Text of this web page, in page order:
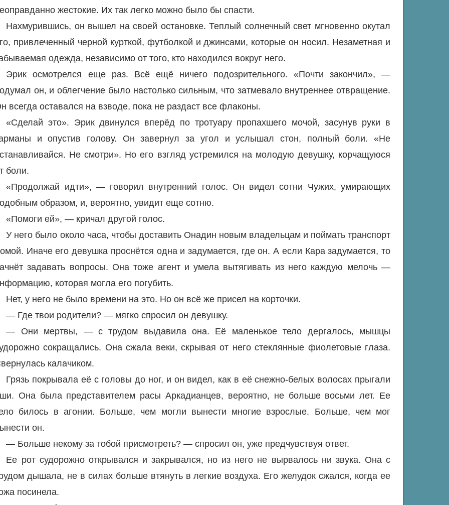
жестокие. Их так легко можно было бы спасти.
Нахмурившись, он вышел на своей остановке. Теплый солнечный свет мгновенно окутал
привлеченный черной курткой, футболкой и джинсами, которые он носил. Незаметная и
одежда, независимо от того, кто находился вокруг него.
Эрик осмотрелся еще раз. Всё ещё ничего подозрительного. «Почти закончил», —
он, и облегчение было настолько сильным, что затмевало внутреннее отвращение.
всегда оставался на взводе, пока не раздаст все флаконы.
«Сделай это». Эрик двинулся вперёд по тротуару пропахшего мочой, засунув руки в
и опустив голову. Он завернул за угол и услышал стон, полный боли. «Не
Не смотри». Но его взгляд устремился на молодую девушку, корчащуюся
боли.
«Продолжай идти», — говорил внутренний голос. Он видел сотни Чужих, умирающих
образом, и, вероятно, увидит еще сотню.
«Помоги ей», — кричал другой голос.
У него было около часа, чтобы доставить Онaдин новым владельцам и поймать транспорт
Иначе его девушка проснётся одна и задумается, где он. А если Кара задумается, то
задавать вопросы. Она тоже агент и умела вытягивать из него каждую мелочь —
которая могла его погубить.
Нет, у него не было времени на это. Но он всё же присел на корточки.
— Где твои родители? — мягко спросил он девушку.
— Они мертвы, — с трудом выдавила она. Её маленькое тело дергалось, мышцы
сокращались. Она сжала веки, скрывая от него стеклянные фиолетовые глаза.
калачиком.
Грязь покрывала её с головы до ног, и он видел, как в её снежно-белых волосах прыгали
Она была представителем расы Аркадианцев, вероятно, не больше восьми лет. Ее
билось в агонии. Больше, чем могли вынести многие взрослые. Больше, чем мог
он.
— Больше некому за тобой присмотреть? — спросил он, уже предчувствуя ответ.
Ее рот судорожно открывался и закрывался, но из него не вырвалось ни звука. Она с
дышала, не в силах больше втянуть в легкие воздуха. Его желудок сжался, когда ее
посинела.